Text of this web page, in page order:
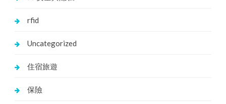
rfid
Uncategorized
住宿旅遊
保險